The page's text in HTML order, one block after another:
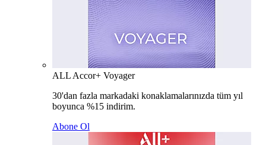
ALL Accor+ Voyager
30'dan fazla markadaki konaklamalarınızda tüm yıl
boyunca %15 indirim.
Abone Ol